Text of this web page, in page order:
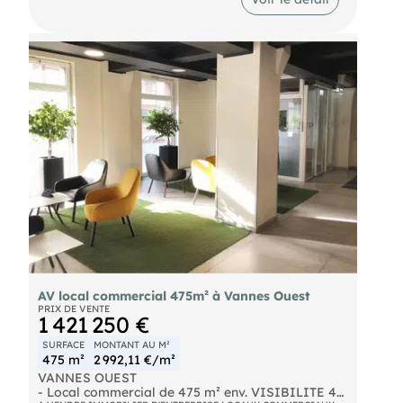
accueillir votre activité professionnelle.
- Proximité Bus : Oui
- Accès direct 4 voies Pour plus d'informations ou
pour organiser une visite, n'hésitez pas à nous
contacter. Les informations sur les risques
naturels, miniers, ou technologiques, auxquels ces
biens sont exposés, sont disponibles sur le site
AV local commercial 475m² à Vannes Ouest
PRIX DE VENTE
1 421 250 €
SURFACE
475 m²
MONTANT AU M²
2 992,11 €/m²
VANNES OUEST
- Local commercial de 475 m² env. VISIBILITE 4